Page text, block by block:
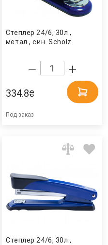
Степлер 24/6, 30л.,
метал., син. Scholz
334.8₴
Под заказ
Степлер 24/6, 30л.,